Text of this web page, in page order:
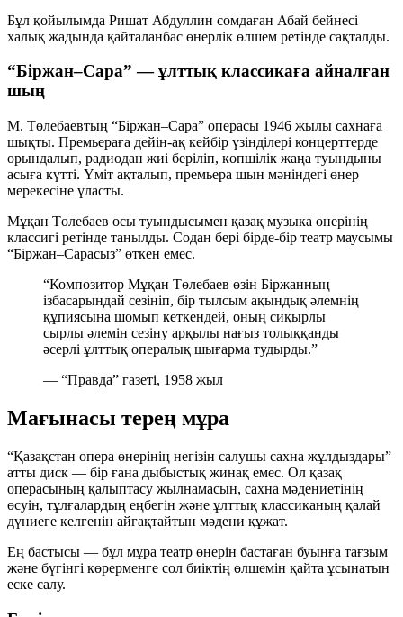
Бұл қойылымда Ришат Абдуллин сомдаған Абай бейнесі
халық жадында қайталанбас өнерлік өлшем ретінде сақталды.
“Біржан–Сара” — ұлттық классикаға айналған
шың
М. Төлебаевтың “Біржан–Сара” операсы 1946 жылы сахнаға
шықты. Премьераға дейін-ақ кейбір үзінділері концерттерде
орындалып, радиодан жиі беріліп, көпшілік жаңа туындыны
асыға күтті. Үміт ақталып, премьера шын мәніндегі өнер
мерекесіне ұласты.
Мұқан Төлебаев осы туындысымен қазақ музыка өнерінің
классигі ретінде танылды. Содан бері бірде-бір театр маусымы
“Біржан–Сарасыз” өткен емес.
“Композитор Мұқан Төлебаев өзін Біржанның
ізбасарындай сезініп, бір тылсым ақындық әлемнің
құпиясына шомып кеткендей, оның сиқырлы
сырлы әлемін сезіну арқылы нағыз толыққанды
әсерлі ұлттық опералық шығарма тудырды.”
— “Правда” газеті, 1958 жыл
Мағынасы терең мұра
“Қазақстан опера өнерінің негізін салушы сахна жұлдыздары”
атты диск — бір ғана дыбыстық жинақ емес. Ол қазақ
операсының қалыптасу жылнамасын, сахна мәдениетінің
өсуін, тұлғалардың еңбегін және ұлттық классиканың қалай
дүниеге келгенін айғақтайтын мәдени құжат.
Ең бастысы — бұл мұра театр өнерін бастаған буынға тағзым
және бүгінгі көрерменге сол биіктің өлшемін қайта ұсынатын
еске салу.